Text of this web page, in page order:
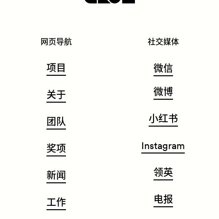
网页导航
项目
关于
团队
奖项
新闻
工作
社交媒体
微信
微博
小红书
Instagram
领英
电报